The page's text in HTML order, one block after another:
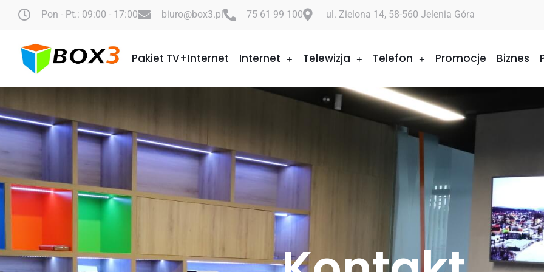
Pon - Pt.: 09:00 - 17:00 biuro@box3.pl 75 61 99 100 ul. Zielona 14, 58-560 Jelenia Góra
Pakiet TV+Internet Internet Telewizja Telefon Promocje Biznes